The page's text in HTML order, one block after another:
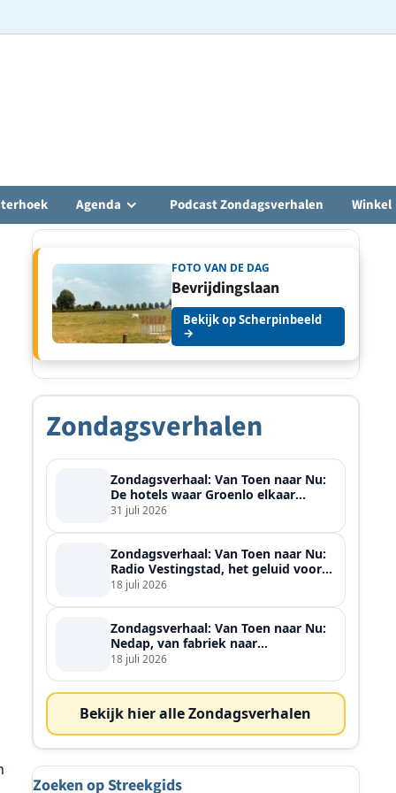
Agenda Podcast Zondagsverhalen Winkel
FOTO VAN DE DAG
Bevrijdingslaan
Bekijk op Scherpinbeeld
→
Zondagsverhalen
Zondagsverhaal: Van Toen naar Nu:
De hotels waar Groenlo elkaar
ontmoette
31 juli 2026
Zondagsverhaal: Van Toen naar Nu:
Radio Vestingstad, het geluid voor
heel de streek
18 juli 2026
Zondagsverhaal: Van Toen naar Nu:
Nedap, van fabriek naar
wereldspeler
18 juli 2026
Bekijk hier alle Zondagsverhalen
Zoeken op Streekgids